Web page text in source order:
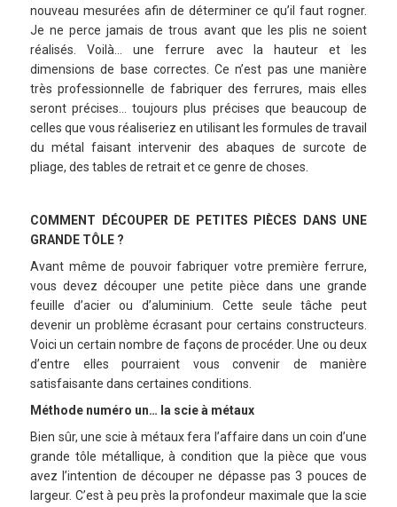
nouveau mesurées afin de déterminer ce qu’il faut rogner.
Je ne perce jamais de trous avant que les plis ne soient
réalisés. Voilà… une ferrure avec la hauteur et les
dimensions de base correctes. Ce n’est pas une manière
très professionnelle de fabriquer des ferrures, mais elles
seront précises… toujours plus précises que beaucoup de
celles que vous réaliseriez en utilisant les formules de travail
du métal faisant intervenir des abaques de surcote de
pliage, des tables de retrait et ce genre de choses.
COMMENT DÉCOUPER DE PETITES PIÈCES DANS UNE
GRANDE TÔLE ?
Avant même de pouvoir fabriquer votre première ferrure,
vous devez découper une petite pièce dans une grande
feuille d’acier ou d’aluminium. Cette seule tâche peut
devenir un problème écrasant pour certains constructeurs.
Voici un certain nombre de façons de procéder. Une ou deux
d’entre elles pourraient vous convenir de manière
satisfaisante dans certaines conditions.
Méthode numéro un… la scie à métaux
Bien sûr, une scie à métaux fera l’affaire dans un coin d’une
grande tôle métallique, à condition que la pièce que vous
avez l’intention de découper ne dépasse pas 3 pouces de
largeur. C’est à peu près la profondeur maximale que la scie